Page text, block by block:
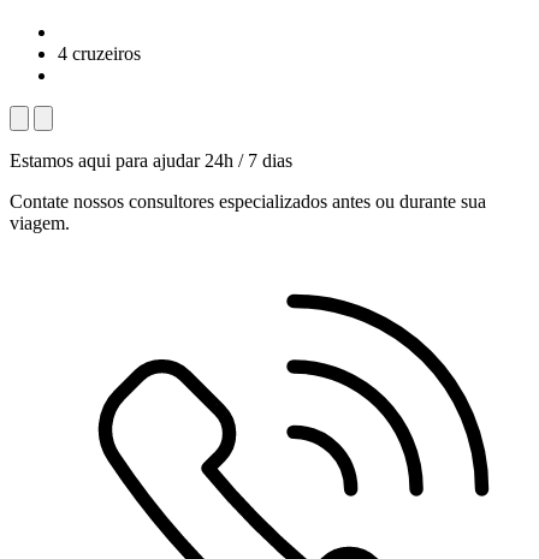
4 cruzeiros
Estamos aqui para ajudar 24h / 7 dias
Contate nossos consultores especializados antes ou durante sua
viagem.